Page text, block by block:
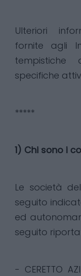
Ulteriori
fornite agli
specifiche
*****
1) Chi sono i
Le società
seguito
ed
seguito
- CERETTO